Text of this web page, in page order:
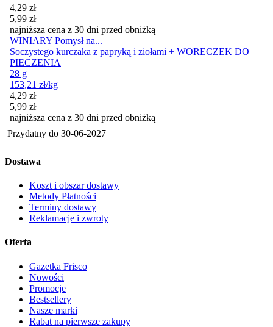
Cena promocyjna
4,29 zł
5,99 zł
najniższa cena z 30 dni przed obniżką
WINIARY Pomysł na...
Soczystego kurczaka z papryką i ziołami + WORECZEK DO
PIECZENIA
28 g
153,21 zł/kg
Cena promocyjna
4,29 zł
5,99 zł
najniższa cena z 30 dni przed obniżką
Przydatny do 30-06-2027
Dostawa
Koszt i obszar dostawy
Metody Płatności
Terminy dostawy
Reklamacje i zwroty
Oferta
Gazetka Frisco
Nowości
Promocje
Bestsellery
Nasze marki
Rabat na pierwsze zakupy